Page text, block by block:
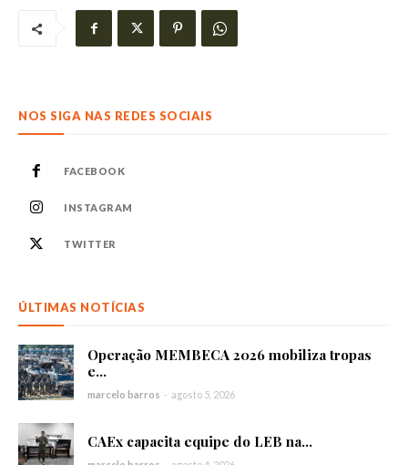
NOS SIGA NAS REDES SOCIAIS
FACEBOOK
INSTAGRAM
TWITTER
ÚLTIMAS NOTÍCIAS
Operação MEMBECA 2026 mobiliza tropas
e...
marcelo barros - agosto 5, 2026
CAEx capacita equipe do LEB na...